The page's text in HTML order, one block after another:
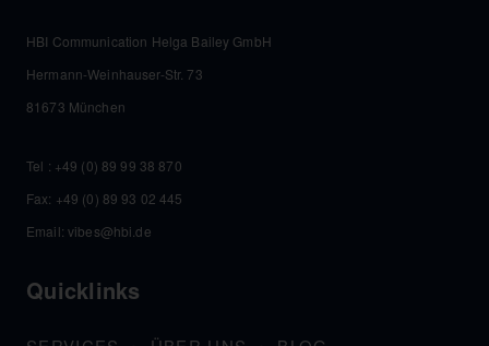
HBI Communication Helga Bailey GmbH
Hermann-Weinhauser-Str. 73
81673 München
Tel : +49 (0) 89 99 38 870
Fax: +49 (0) 89 93 02 445
Email: vibes@hbi.de
Quicklinks